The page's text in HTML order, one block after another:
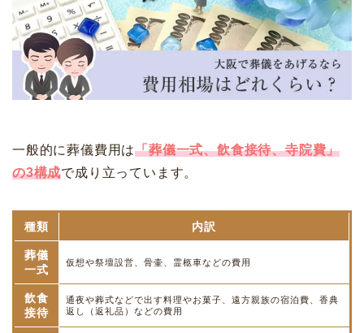
一般的に葬儀費用は「葬儀一式、飲食接待、寺院費」
の3構成で成り立っています。
種類 内訳
葬儀
一式
仮想や祭壇設営、骨壷、霊柩車などの費用
飲食
接待
通夜や葬式などで出す料理やお菓子、遠方親族の宿泊費、香典
返し（返礼品）などの費用